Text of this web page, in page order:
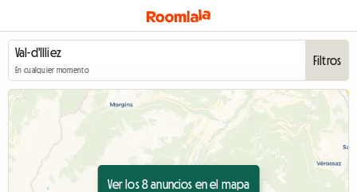
En cualquier momento
Filtros
Ver los 8 anuncios en el mapa